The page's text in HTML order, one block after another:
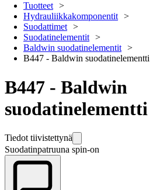
Tuotteet
Hydrauliikkakomponentit
Suodattimet
Suodatinelementit
Baldwin suodatinelementit
B447 - Baldwin suodatinelementti
B447 - Baldwin
suodatinelementti
Tiedot tiivistettynä
Suodatinpatruuna spin-on